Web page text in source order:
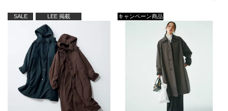
SALE LEE 掲載 キャンペーン商品